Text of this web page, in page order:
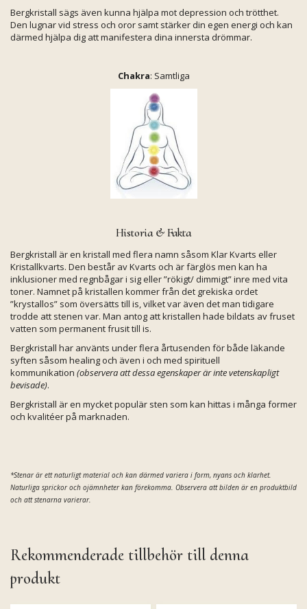
Bergkristall sägs även kunna hjälpa mot depression och trötthet.
Den lugnar vid stress och oror samt stärker din egen energi och kan
därmed hjälpa dig att manifestera dina innersta drömmar.
Chakra: Samtliga
Historia & Fakta
Bergkristall är en kristall med flera namn såsom Klar Kvarts eller
Kristallkvarts. Den består av Kvarts och är färglös men kan ha
inklusioner med regnbågar i sig eller ”rökigt/ dimmigt” inre med vita
toner. Namnet på kristallen kommer från det grekiska ordet
”krystallos” som översätts till is, vilket var även det man tidigare
trodde att stenen var. Man antog att kristallen hade bildats av fruset
vatten som permanent frusit till is.
Bergkristall har använts under flera årtusenden för både läkande
syften såsom healing och även i och med spirituell
kommunikation (observera att dessa egenskaper är inte vetenskapligt
bevisade).
Bergkristall är en mycket populär sten som kan hittas i många former
och kvalitéer på marknaden.
*Stenar är ett naturligt material och kan därmed variera i form, nyans och klarhet.
Naturliga sprickor och ojämnheter kan förekomma. Observera att bilden är en produktbild
och att stenarna varierar.
Rekommenderade tillbehör till denna
produkt